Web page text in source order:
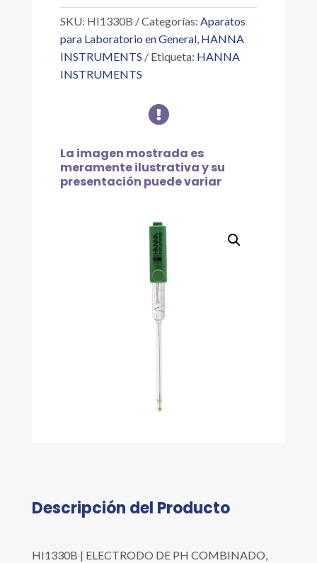
ESPECÍFICO
VIALES
Y
TUBOS
BNC
cantidad
SKU: HI1330B Categorías: Aparatos
para Laboratorio en General, HANNA
INSTRUMENTS
Etiqueta: HANNA
INSTRUMENTS

La imagen mostrada es
meramente ilustrativa y su
presentación puede variar
Descripción del Producto
HI1330B | ELECTRODO DE PH COMBINADO,